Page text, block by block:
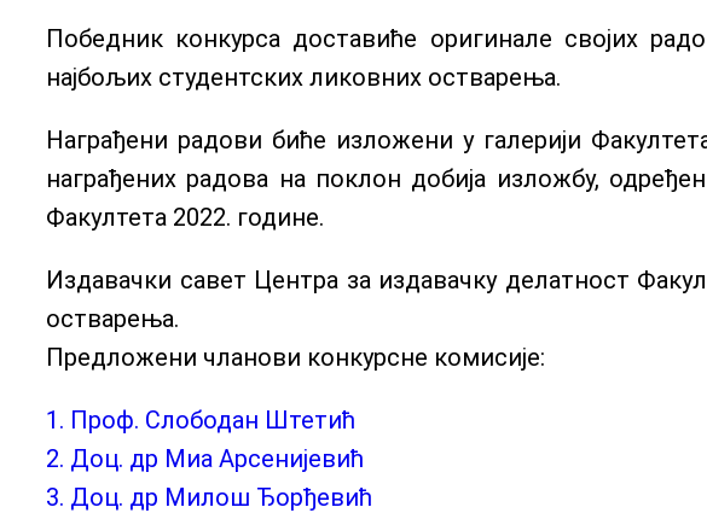
Победник конкурса доставиће оригинале својих
најбољих студентских ликовних остварења.
Награђени радови биће изложени у галерији
награђених радова на поклон добија изложбу,
Факултета 2022. године.
Издавачки савет Центра за издавачку делатност
остварења.
Предложени чланови конкурсне комисије:
1. Проф. Слободан Штетић
2. Доц. др Миа Арсенијевић
3. Доц. др Милош Ђорђевић